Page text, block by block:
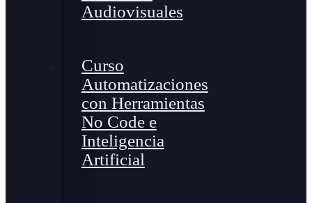
Audiovisuales
Curso
Automatizaciones
con Herramientas
No Code e
Inteligencia
Artificial